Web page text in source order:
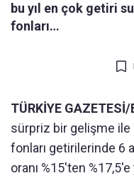
bu yıl en çok getiri
fonları…
TÜRKİYE
sürpriz bir gelişme ile
fonları getirilerinde 6
oranı %15'ten